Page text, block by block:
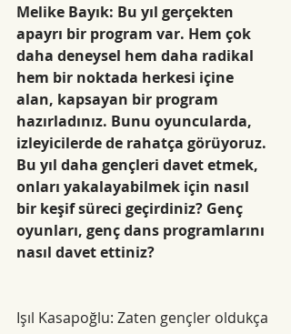
Melike Bayık: Bu yıl gerçekten
apayrı bir program var. Hem çok
daha deneysel hem daha radikal
hem bir noktada herkesi içine
alan, kapsayan bir program
hazırladınız. Bunu oyuncularda,
izleyicilerde de rahatça görüyoruz.
Bu yıl daha gençleri davet etmek,
onları yakalayabilmek için nasıl
bir keşif süreci geçirdiniz? Genç
oyunları, genç dans programlarını
nasıl davet ettiniz?
Işıl Kasapoğlu: Zaten gençler oldukça